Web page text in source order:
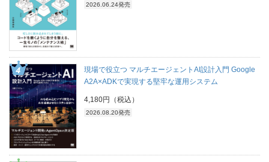
2026.06.24発売
現場で役立つ マルチエージェントAI設計入門 Google
A2A×ADKで実現する堅牢な運用システム
4,180円（税込）
2026.08.20発売